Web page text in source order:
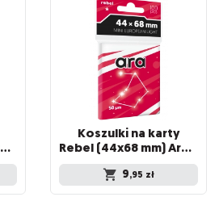
Rebel (44x68 mm) Ara Premium, 100 sztuk
Koszulki na karty
Rebel (44x68 mm) Ara Light, 100 sztuk
9,95 zł